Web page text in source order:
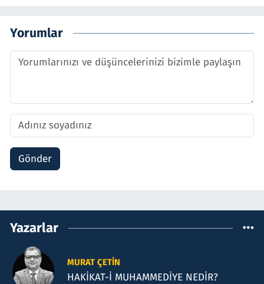
Yorumlar
Gönder
Yazarlar
MURAT ÇETIN
HAKİKAT-İ MUHAMMEDİYE NEDİR?